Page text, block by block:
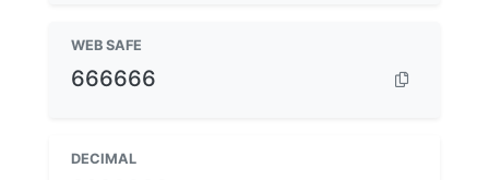
WEB SAFE
666666
DECIMAL